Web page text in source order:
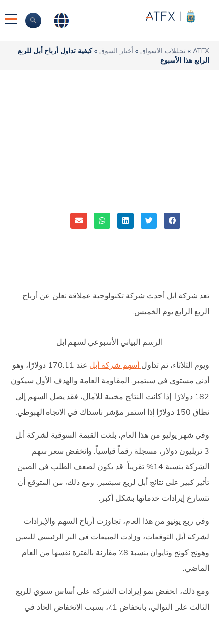
ATFX
» تحليلات الاسواق » أخبار السوق »كيفية تداول أرباح أبل للربع
الرابع هذا الأسبوع
تعد شركة أبل أحدث شركة تكنولوجية عملاقة تعلن عن أرباح
الربع الرابع يوم الخميس.
الرسم البياني الأسبوعي لسهم ابل
ويوم الثلاثاء، تم تداول أسهم شركة أبل
عند 170.11 دولارًا، وهو
أدنى مستوى في سبتمبر. المقاومة العامة والهدف الأول سيكون
182 دولارًا. إذا كانت النتائج مخيبة للآمال، فقد يصل السهم إلى
نطاق 150 دولارًا إذا استمر مؤشر ناسداك في الاتجاه الهبوطي.
وفي شهر يوليو من هذا العام، بلغت القيمة السوقية لشركة أبل
3 تريليون دولار، مسجلة رقماً قياسياً. وانخفض سعر سهم
الشركة بنسبة 14% تقريباً. قد يكون لضعف الطلب في الصين
تأثير كبير على نتائج أبل لربع سبتمبر. ومع ذلك، من المتوقع أن
تتسارع إيرادات خدماتها بشكل أكبر.
وفي ربع يونيو من هذا العام، تجاوزت أرباح السهم والإيرادات
لشركة أبل التوقعات، وزادت المبيعات في البر الرئيسي للصين
وهونج كونج وتايوان بنسبة 8٪ مقارنة بالفترة نفسها من العام
الماضي.
ومع ذلك، انخفض نمو إيرادات الشركة على أساس سنوي للربع
الثالث على التوالي، بانخفاض 1٪، بسبب الانخفاض الحاد في